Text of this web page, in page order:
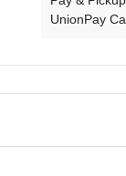
UnionPay